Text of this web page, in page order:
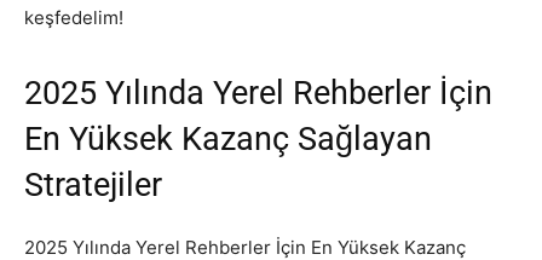
keşfedelim!
2025 Yılında Yerel Rehberler İçin
En Yüksek Kazanç Sağlayan
Stratejiler
2025 Yılında Yerel Rehberler İçin En Yüksek Kazanç